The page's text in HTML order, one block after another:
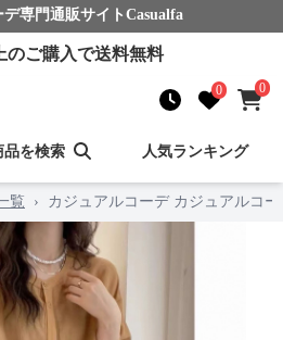
デ専門通販サイト Casualfa
のご購入で送料無料
0 0
品を検索 人気ランキング
覧 › カジュアルコーデ カジュアルコ